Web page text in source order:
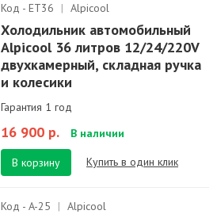
Код - ET36 | Alpicool
Холодильник автомобильный
Alpicool 36 литров 12/24/220V
двухкамерный, складная ручка
и колесики
Гарантия 1 год
16 900 р. В наличии
В корзину Купить в один клик
Код - A-25 | Alpicool